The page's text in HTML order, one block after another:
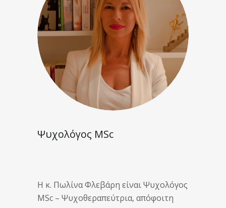
Ψυχολόγος MSc
Η κ. Πωλίνα Φλεβάρη είναι Ψυχολόγος
MSc – Ψυχοθεραπεύτρια, απόφοιτη